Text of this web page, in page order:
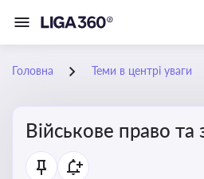
Головна Теми в центрі уваги
Військове право та